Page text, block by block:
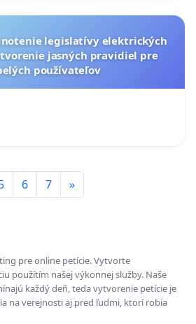
legislatívy elektrických
jasných pravidiel pre
používateľov
6 7 »
pre online petície. Vytvorte
použítím našej výkonnej služby. Naše
každý deň, teda vytvorenie petície je
na verejnosti aj pred ľudmi, ktorí robia